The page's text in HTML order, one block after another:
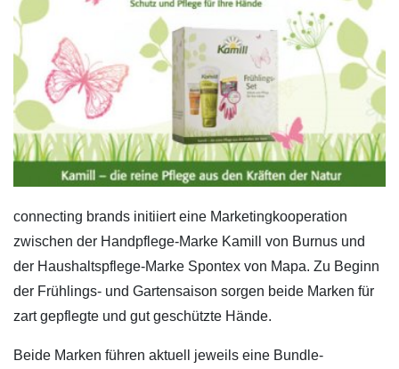
connecting brands initiiert eine Marketingkooperation
zwischen der Handpflege-Marke Kamill von Burnus und
der Haushaltspflege-Marke Spontex von Mapa. Zu Beginn
der Frühlings- und Gartensaison sorgen beide Marken für
zart gepflegte und gut geschützte Hände.
Beide Marken führen aktuell jeweils eine Bundle-